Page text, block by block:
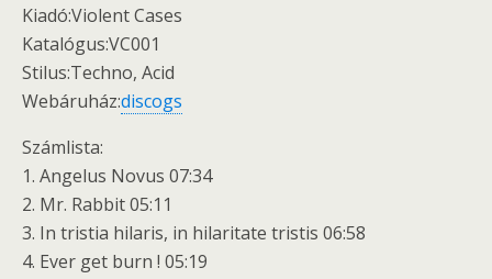
Kiadó:Violent Cases ‎
Katalógus:VC001
Stilus:Techno, Acid
Webáruház:discogs
Számlista:
1. Angelus Novus 07:34
2. Mr. Rabbit 05:11
3. In tristia hilaris, in hilaritate tristis 06:58
4. Ever get burn ! 05:19